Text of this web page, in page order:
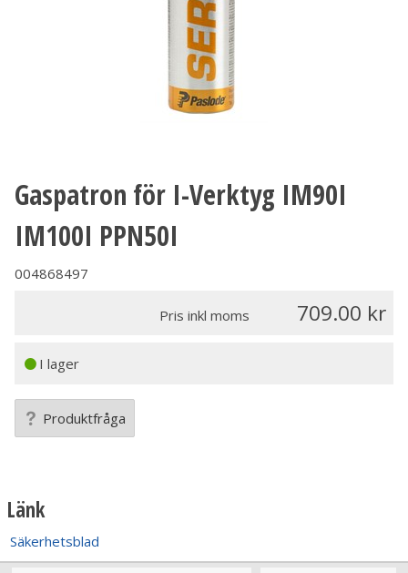
Gaspatron för I-Verktyg IM90I
IM100I PPN50I
004868497
Pris inkl moms 709.00
I lager
Produktfråga
Länk
Säkerhetsblad